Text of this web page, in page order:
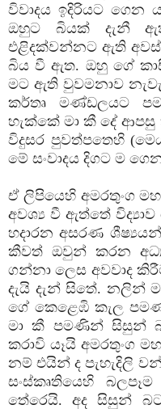
විවාදය ඉදිරියට ගෙන
ඔහුට බියක්‌ දැනී
එළිදක්‌වන්නට ඇති
බිය වී ඇත. ඔහු ගේ
මට ඇති වුවමනාව
කර්තෘ මණ්‌ඩලයට
හැක්‌කේ මා කී දේ
විදුසර පුවත්පතෙහි
මේ සංවාදය දිගට ම
ඒ ලිපියෙහි අමරතුංග
අවශ්‍ය වී ඇත්තේ
හදාරන අසරණ
කීවත් ඔවුන් කරන
ගන්නා ලෙස අවවාද
දැයි දැන් සිතේ. නලින්
ගේ කෙළෙඹි කැල
මා කී පමණින් සිසුන්
කරාවි යෑයි අමරතුංග
නම් එයින් ද පැහැදිලි
සංස්‌කෘතියෙහි
තේරෙයි. අද සිසුන්